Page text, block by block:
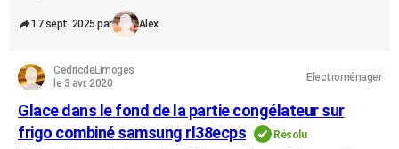
17 sept. 2025 par Alex
CedricdeLimoges
le 3 avr. 2020
Electroménager
Glace dans le fond de la partie congélateur sur
frigo combiné samsung rl38ecps
Résolu